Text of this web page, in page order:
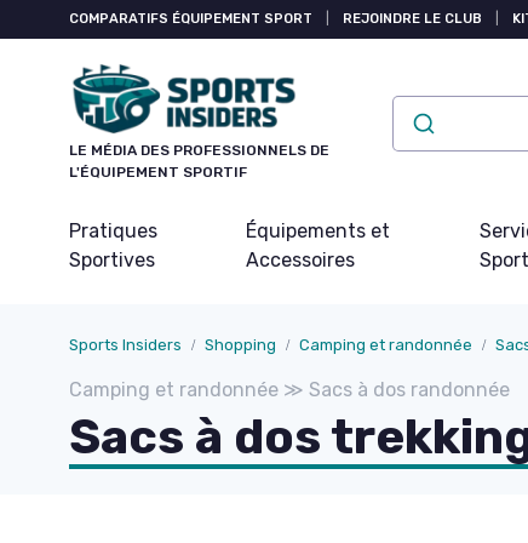
COMPARATIFS ÉQUIPEMENT SPORT REJOINDRE LE CLUB
LE MÉDIA DES PROFESSIONNELS DE
L'ÉQUIPEMENT SPORTIF
Pratiques
Sportives
Équipements et
Accessoires
Sports Insiders Shopping Camping et randonnée
Camping et randonnée ≫ Sacs à dos randonnée
Sacs à dos
Panneau de gestion des cookies